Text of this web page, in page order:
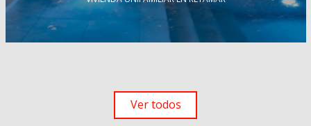
Ver todos